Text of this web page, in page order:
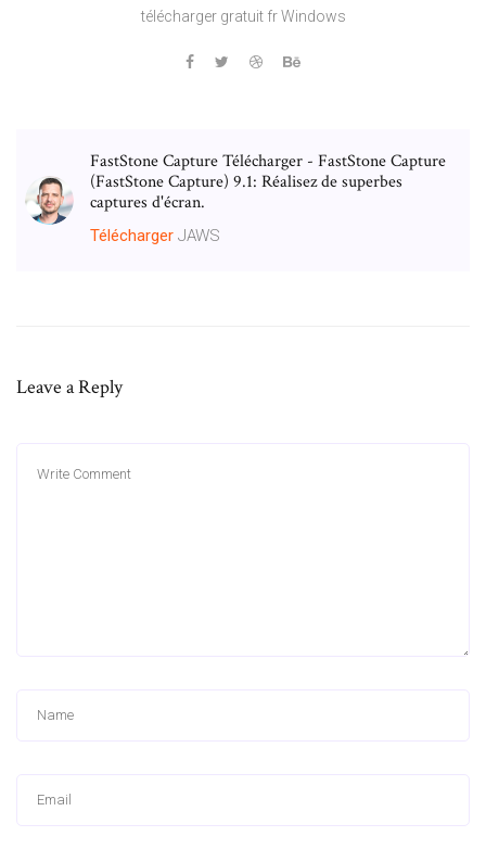
télécharger gratuit fr Windows
FastStone Capture Télécharger - FastStone Capture
(FastStone Capture) 9.1: Réalisez de superbes
captures d'écran.
Télécharger JAWS
Leave a Reply